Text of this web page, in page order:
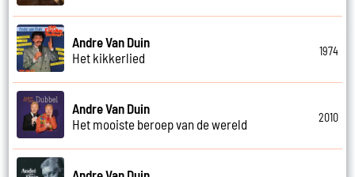
Andre Van Duin
Het kikkerlied
1974
Andre Van Duin
Het mooiste beroep van de wereld
2010